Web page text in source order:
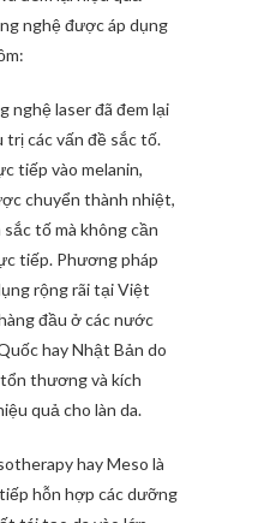
nghệ được áp dụng
nghệ laser đã đem lại
các vấn đề sắc tố.
tiếp vào melanin,
chuyển thành nhiệt,
tố mà không cần
tiếp. Phương pháp
rộng rãi tại Việt
đầu ở các nước
hay Nhật Bản do
thương và kích
quả cho làn da.
hay Meso là
hỗn hợp các dưỡng